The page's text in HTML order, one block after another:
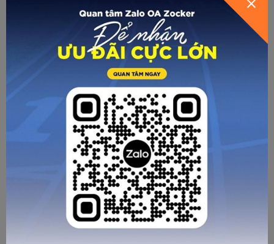
ZOCKER ASPIRE X PHÚC HUỲNH
Vợt Pickleball Zocker
Aspire x Phúc Huỳnh - Tím
VNĐ
ZOCKER ASPIRE X PHÚC HUỲNH
Vợt Pickleball Zocker
Aspire x Phúc Huỳnh - Đỏ
3.890.000VNĐ
Zocker Aspire x Phúc Huỳnh